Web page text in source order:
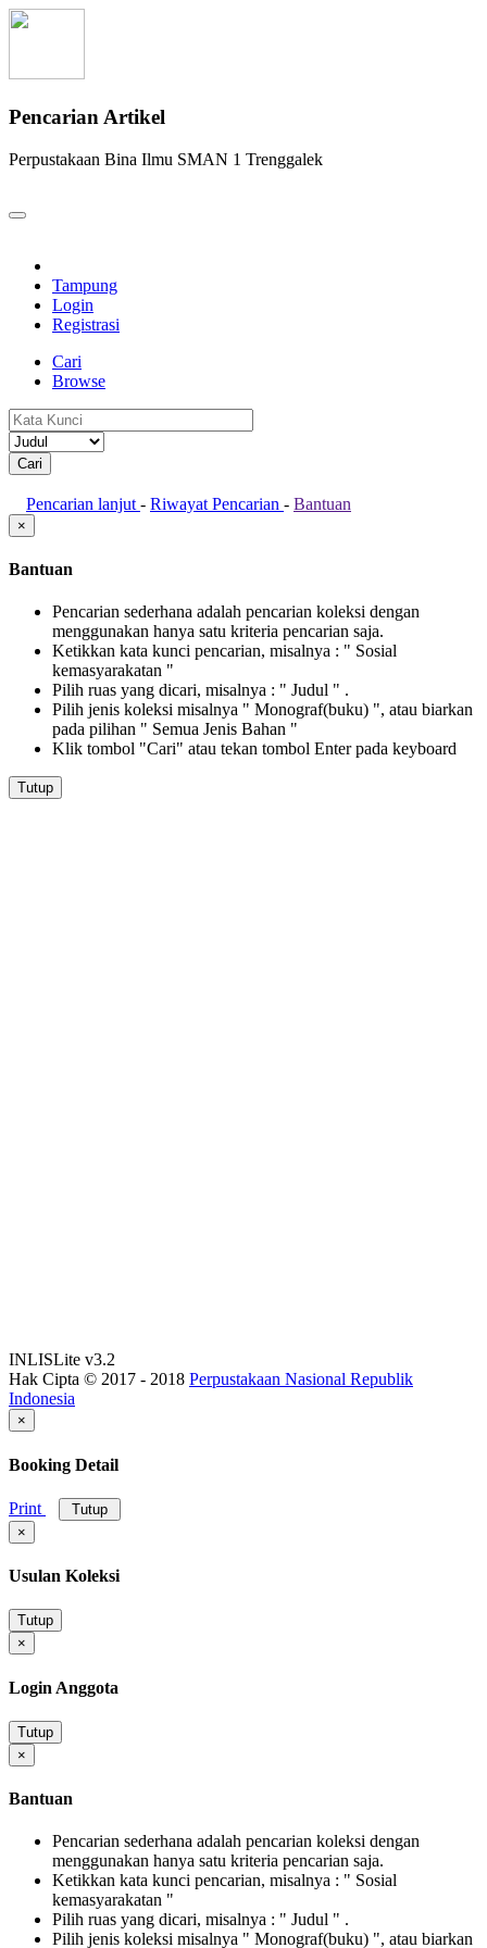
Pencarian Artikel
Perpustakaan Bina Ilmu SMAN 1 Trenggalek
Tampung
Login
Registrasi
Cari
Browse
Pencarian lanjut - Riwayat Pencarian - Bantuan
×
Bantuan
Pencarian sederhana adalah pencarian koleksi dengan
menggunakan hanya satu kriteria pencarian saja.
Ketikkan kata kunci pencarian, misalnya : " Sosial
kemasyarakatan "
Pilih ruas yang dicari, misalnya : " Judul " .
Pilih jenis koleksi misalnya " Monograf(buku) ", atau biarkan
pada pilihan " Semua Jenis Bahan "
Klik tombol "Cari" atau tekan tombol Enter pada keyboard
Tutup
INLISLite v3.2
Hak Cipta © 2017 - 2018 Perpustakaan Nasional Republik
Indonesia
×
Booking Detail
Print
Tutup
×
Usulan Koleksi
Tutup
×
Login Anggota
Tutup
×
Bantuan
Pencarian sederhana adalah pencarian koleksi dengan
menggunakan hanya satu kriteria pencarian saja.
Ketikkan kata kunci pencarian, misalnya : " Sosial
kemasyarakatan "
Pilih ruas yang dicari, misalnya : " Judul " .
Pilih jenis koleksi misalnya " Monograf(buku) ", atau biarkan